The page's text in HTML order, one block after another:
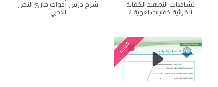
نشاطات التمهيد الكفاية
القرائية كفايات لغوية 2
شرح درس أدوات قارئ النص
الأدبي
كتاب